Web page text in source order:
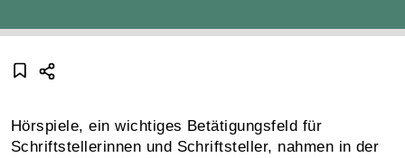
Hörspiele, ein wichtiges Betätigungsfeld für
Schriftstellerinnen und Schriftsteller, nahmen in der